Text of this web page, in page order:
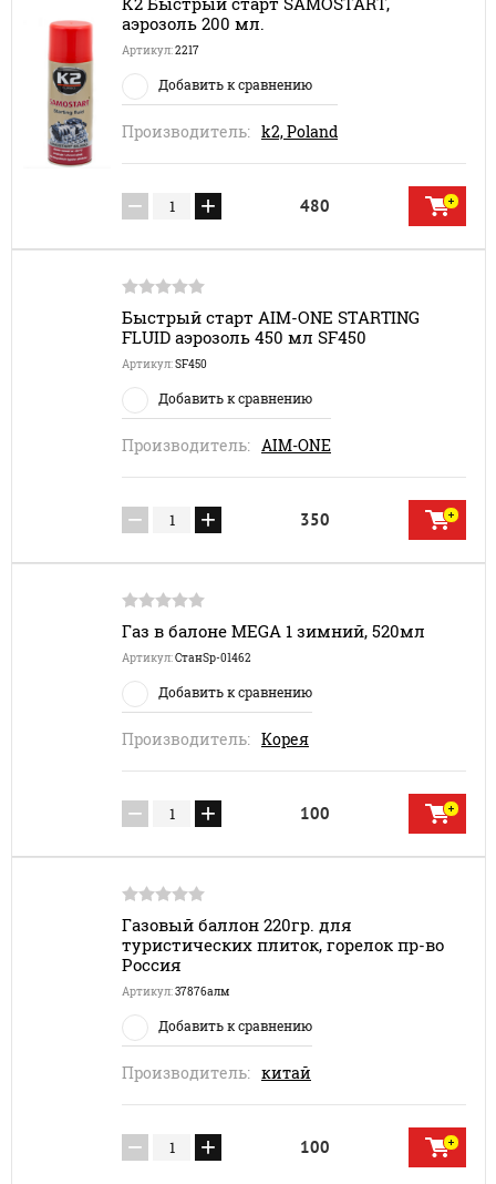
аэрозоль 200 мл.
Артикул:2217
Добавить к сравнению
Производитель: k2, Poland
− + 480
Быстрый старт AIM-ONE STARTING
FLUID аэрозоль 450 мл SF450
Артикул:SF450
Добавить к сравнению
Производитель: AIM-ONE
− + 350
Газ в балоне MEGA 1 зимний, 520мл
Артикул:СтанSp-01462
Добавить к сравнению
Производитель: Корея
− + 100
Газовый баллон 220гр. для
туристических плиток, горелок пр-во
Россия
Артикул:37876алм
Добавить к сравнению
Производитель: китай
− + 100